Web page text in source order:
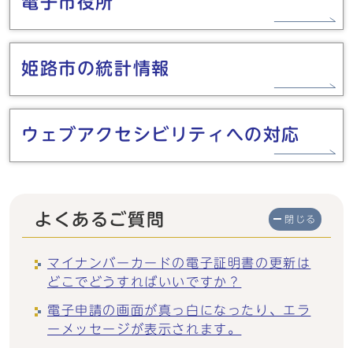
姫路市の統計情報
ウェブアクセシビリティへの対応
よくあるご質問 閉じる
マイナンバーカードの電子証明書の更新は
どこでどうすればいいですか？
電子申請の画面が真っ白になったり、エラ
ーメッセージが表示されます。